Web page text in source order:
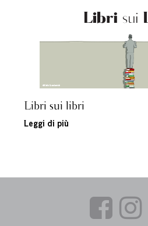
Libri sui libri
Leggi di più